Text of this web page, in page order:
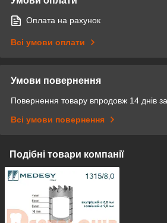
Оплата на рахунок
Всі умови оплати
Умови повернення
Повернення товару впродовж 14 днів
Всі умови повернення
Подібні товари компанії